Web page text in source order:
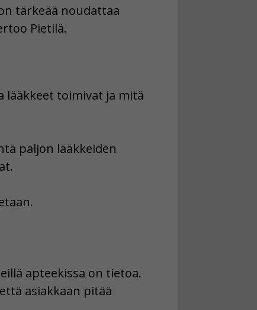
tärkeää noudattaa
Pietilä.
lääkkeet toimivat ja mitä
paljon lääkkeiden
apteekissa on tietoa.
asiakkaan pitää